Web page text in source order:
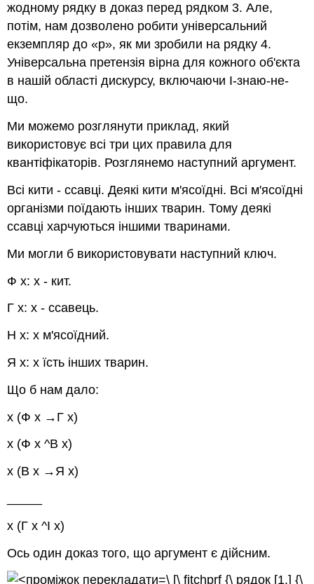
жодному рядку в доказ перед рядком 3. Але,
потім, нам дозволено робити універсальний
екземпляр до «р», як ми зробили на рядку 4.
Універсальна претензія вірна для кожного об'єкта
в нашій області дискурсу, включаючи I-знаю-не-
що.
Ми можемо розглянути приклад, який
використовує всі три цих правила для
квантіфікаторів. Розглянемо наступний аргумент.
Всі кити - ссавці. Деякі кити м'ясоїдні. Всі м'ясоїдні
організми поїдають інших тварин. Тому деякі
ссавці харчуються іншими тваринами.
Ми могли б використовувати наступний ключ.
Ф х: х - кит.
Г х: х - ссавець.
Н х: х м'ясоїдний.
Я х: х їсть інших тварин.
Що б нам дало:
х (Ф х →Г х)
х (Ф х ^В х)
х (В х →Я х)
х (Г х ^I х)
Ось один доказ того, що аргумент є дійсним.
\ [\ fitchprf {\ рядок [1.] {\